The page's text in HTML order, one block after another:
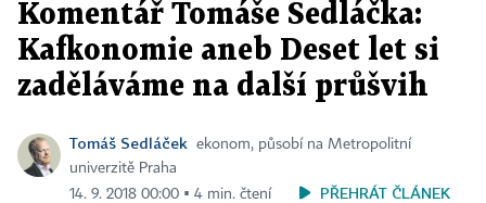
Komentář Tomáše Sedláčka:
Kafkonomie aneb Deset let si
zaděláváme na další průšvih
Tomáš Sedláček
ekonom, působí na Metropolitní
univerzitě Praha
14. 9. 2018 00:00 ▪ 4 min. čtení
PŘEHRÁT ČLÁNEK